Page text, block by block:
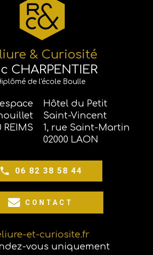
& Curiosité
CHARPENTIER
de l'école Boulle
REIMS
Hôtel du Petit
Saint-Vincent
1, rue Saint-Martin
02000 LAON
06 82 38 58 44
CONTACT
et-curiosite.fr
vous uniquement